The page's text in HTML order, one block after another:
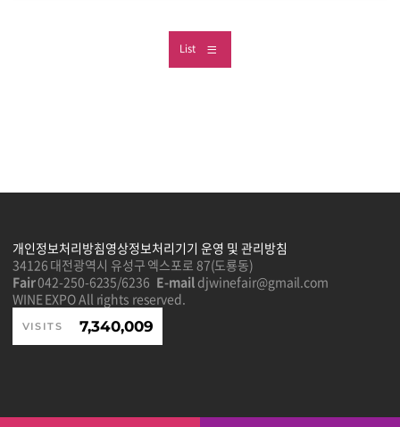
List
개인정보처리방침영상정보처리기기 운영 및 관리방침
34126 대전광역시 유성구 엑스포로 87(도룡동)
Fair042-250-6235/6236 E-maildjwinefair@gmail.com
WINE EXPO All rights reserved.
VISITS 7,340,009